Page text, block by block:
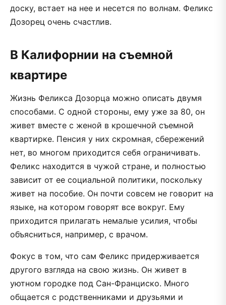
доску, встает на нее и несется по волнам. Феликс
Дозорец очень счастлив.
В Калифорнии на съемной
квартире
Жизнь Феликса Дозорца можно описать двумя
способами. С одной стороны, ему уже за 80, он
живет вместе с женой в крошечной съемной
квартирке. Пенсия у них скромная, сбережений
нет, во многом приходится себя ограничивать.
Феликс находится в чужой стране, и полностью
зависит от ее социальной политики, поскольку
живет на пособие. Он почти совсем не говорит на
языке, на котором говорят все вокруг. Ему
приходится прилагать немалые усилия, чтобы
объясниться, например, с врачом.
Фокус в том, что сам Феликс придерживается
другого взгляда на свою жизнь. Он живет в
уютном городке под Сан-Франциско. Много
общается с родственниками и друзьями и